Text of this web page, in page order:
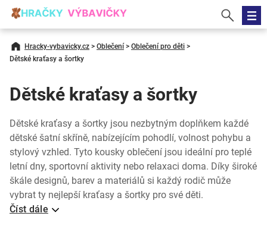
Hracky-vybavicky.cz > Oblečení > Oblečení pro děti >
Dětské kraťasy a šortky
Dětské kraťasy a šortky
Dětské kraťasy a šortky jsou nezbytným doplňkem každé
dětské šatní skříně, nabízejícím pohodlí, volnost pohybu a
stylový vzhled. Tyto kousky oblečení jsou ideální pro teplé
letní dny, sportovní aktivity nebo relaxaci doma. Díky široké
škále designů, barev a materiálů si každý rodič může
vybrat ty nejlepší kraťasy a šortky pro své děti.
Číst dále